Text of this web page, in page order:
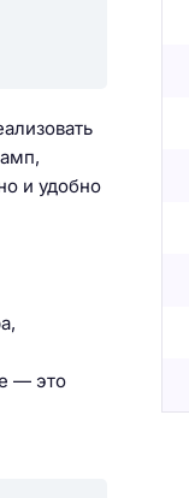
и удобно
— это